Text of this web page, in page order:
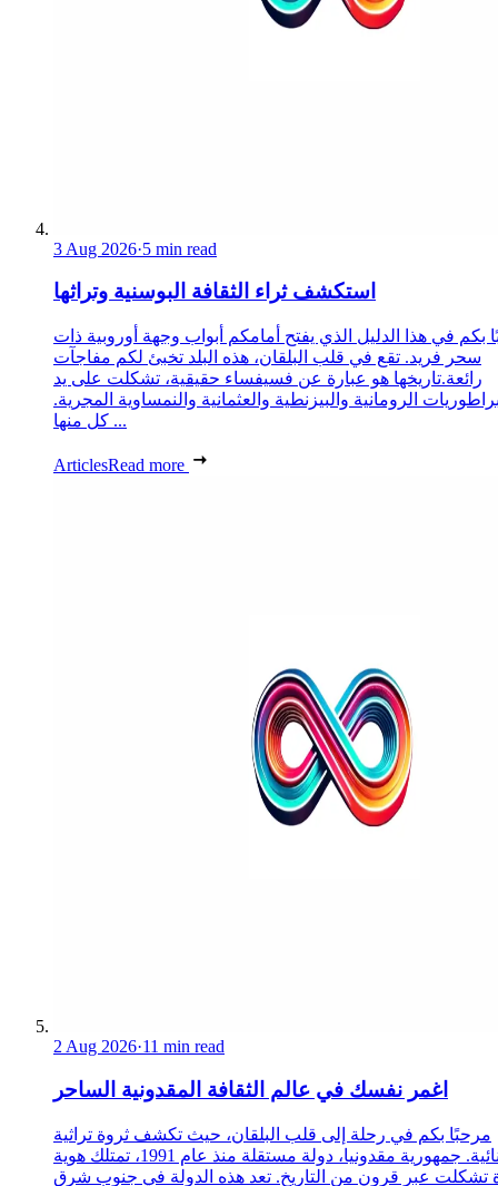
3 Aug 2026·5 min read
استكشف ثراء الثقافة البوسنية وتراثها
بكم في هذا الدليل الذي يفتح أمامكم أبواب وجهة أوروبية ذات
سحر فريد. تقع في قلب البلقان، هذه البلد تخبئ لكم مفاجآت
رائعة.تاريخها هو عبارة عن فسيفساء حقيقية، تشكلت على يد
الرومانية والبيزنطية والعثمانية والنمساوية المجرية.
كل منها ...
ArticlesRead more
2 Aug 2026·11 min read
اغمر نفسك في عالم الثقافة المقدونية الساحر
مرحبًا بكم في رحلة إلى قلب البلقان، حيث تكشف ثروة تراثية
استثنائية. جمهورية مقدونيا، دولة مستقلة منذ عام 1991، تمتلك هوية
تشكلت عبر قرون من التاريخ. تعد هذه الدولة في جنوب شرق